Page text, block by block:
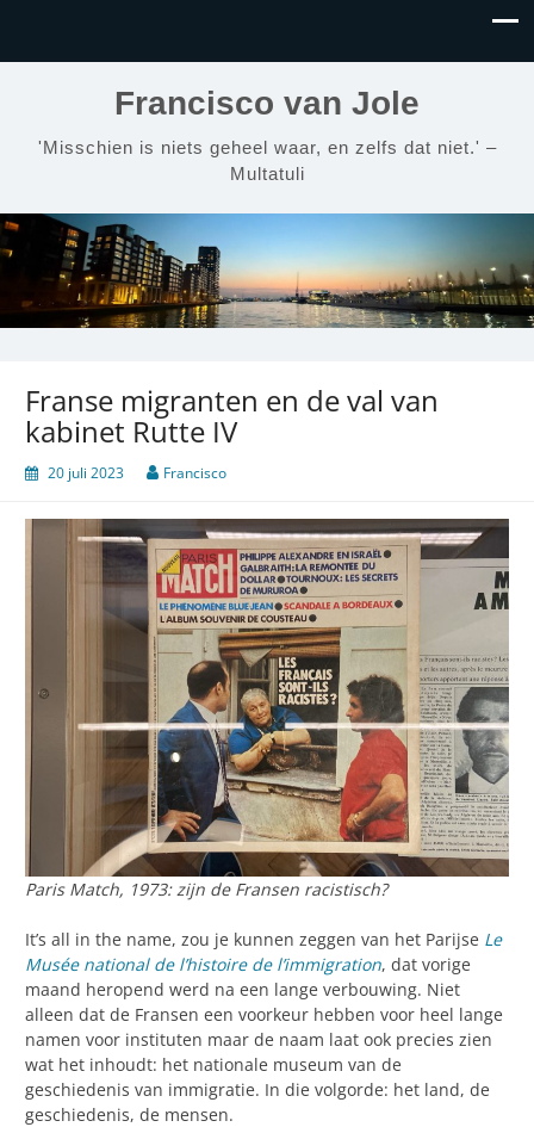
Francisco van Jole
'Misschien is niets geheel waar, en zelfs dat niet.' –
Multatuli
Franse migranten en de val van
kabinet Rutte IV
20 juli 2023 Francisco
Paris Match, 1973: zijn de Fransen racistisch?
It’s all in the name, zou je kunnen zeggen van het Parijse Le
Musée national de l’histoire de l’immigration, dat vorige
maand heropend werd na een lange verbouwing. Niet
alleen dat de Fransen een voorkeur hebben voor heel lange
namen voor instituten maar de naam laat ook precies zien
wat het inhoudt: het nationale museum van de
geschiedenis van immigratie. In die volgorde: het land, de
geschiedenis, de mensen.